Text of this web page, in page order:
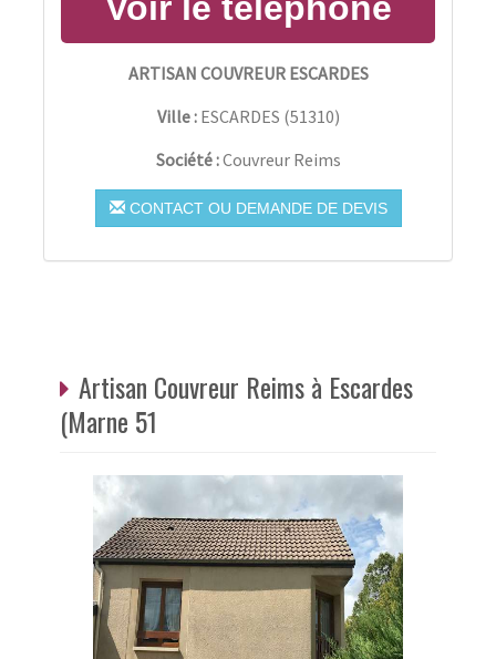
ARTISAN COUVREUR ESCARDES
Ville : ESCARDES (51310)
Société :Couvreur Reims
CONTACT OU DEMANDE DE DEVIS
Artisan Couvreur Reims à Escardes
(Marne 51